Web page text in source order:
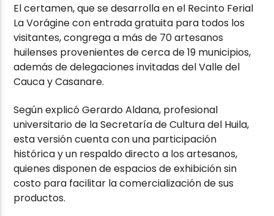
El certamen, que se desarrolla en el Recinto Ferial
La Vorágine con entrada gratuita para todos los
visitantes, congrega a más de 70 artesanos
huilenses provenientes de cerca de 19 municipios,
además de delegaciones invitadas del Valle del
Cauca y Casanare.
Según explicó Gerardo Aldana, profesional
universitario de la Secretaría de Cultura del Huila,
esta versión cuenta con una participación
histórica y un respaldo directo a los artesanos,
quienes disponen de espacios de exhibición sin
costo para facilitar la comercialización de sus
productos.